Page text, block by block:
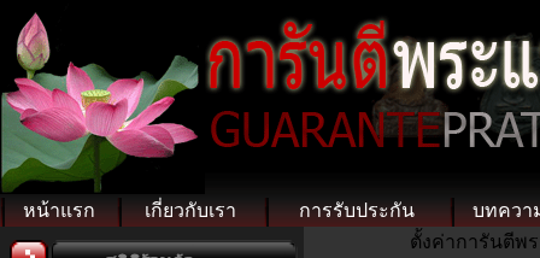
หน้าแรก เกี่ยวกับเรา การรับประกัน บทควา
ตั้งค่าการันตีพร